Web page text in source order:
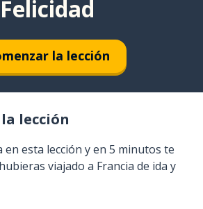
Felicidad
la lección
lección
esta lección y en 5 minutos te
viajado a Francia de ida y